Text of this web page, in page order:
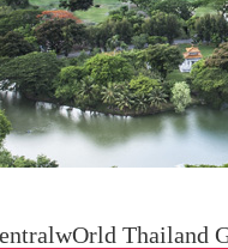
Thailand